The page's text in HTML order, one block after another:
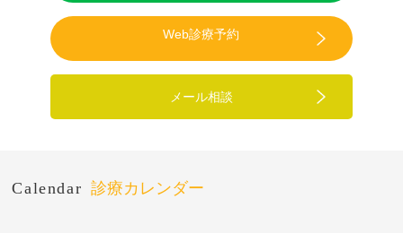
Web診療予約
メール相談
Calendar 診療カレンダー